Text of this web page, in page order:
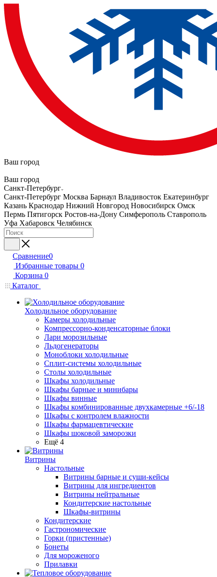
Ваш город
Ваш город
Санкт-Петербург
Санкт-Петербург Москва Барнаул Владивосток Екатеринбург
Казань Краснодар Нижний Новгород Новосибирск Омск
Пермь Пятигорск Ростов-на-Дону Симферополь Ставрополь
Уфа Хабаровск Челябинск
Сравнение0
Избранные товары 0
Корзина 0
Каталог
Холодильное оборудование
Камеры холодильные
Компрессорно-конденсаторные блоки
Лари морозильные
Льдогенераторы
Моноблоки холодильные
Сплит-системы холодильные
Столы холодильные
Шкафы холодильные
Шкафы барные и минибары
Шкафы винные
Шкафы комбинированные двухкамерные +6/-18
Шкафы с контролем влажности
Шкафы фармацевтические
Шкафы шоковой заморозки
Ещё 4
Витрины
Настольные
Витрины барные и суши-кейсы
Витрины для ингредиентов
Витрины нейтральные
Кондитерские настольные
Шкафы-витрины
Кондитерские
Гастрономические
Горки (пристенные)
Бонеты
Для мороженого
Прилавки